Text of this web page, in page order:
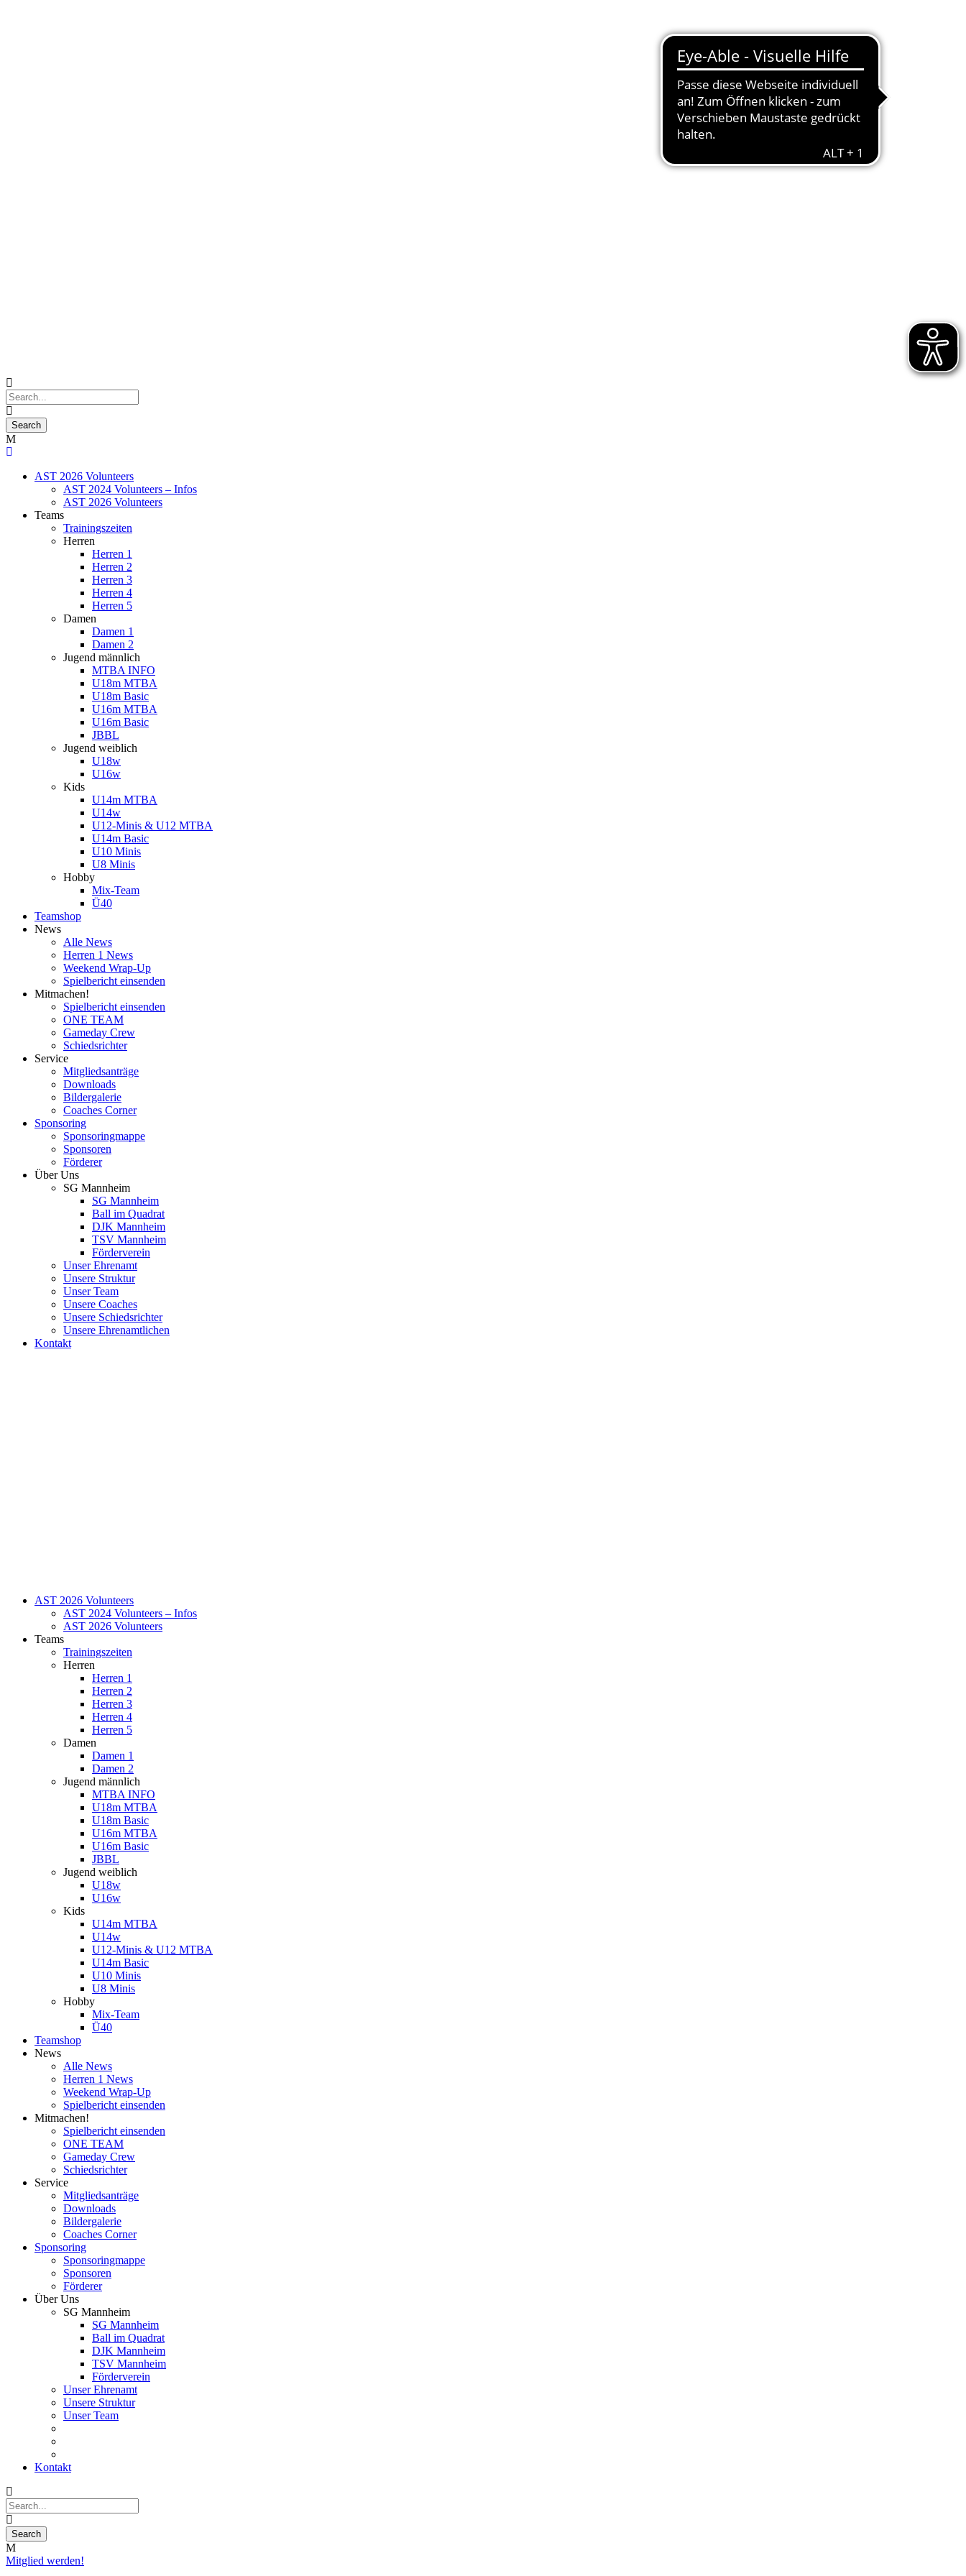
AST 2026 Volunteers
AST 2024 Volunteers – Infos
AST 2026 Volunteers
Teams
Trainingszeiten
Herren
Herren 1
Herren 2
Herren 3
Herren 4
Herren 5
Damen
Damen 1
Damen 2
Jugend männlich
MTBA INFO
U18m MTBA
U18m Basic
U16m MTBA
U16m Basic
JBBL
Jugend weiblich
U18w
U16w
Kids
U14m MTBA
U14w
U12-Minis & U12 MTBA
U14m Basic
U10 Minis
U8 Minis
Hobby
Mix-Team
Ü40
Teamshop
News
Alle News
Herren 1 News
Weekend Wrap-Up
Spielbericht einsenden
Mitmachen!
Spielbericht einsenden
ONE TEAM
Gameday Crew
Schiedsrichter
Service
Mitgliedsanträge
Downloads
Bildergalerie
Coaches Corner
Sponsoring
Sponsoringmappe
Sponsoren
Förderer
Über Uns
SG Mannheim
SG Mannheim
Ball im Quadrat
DJK Mannheim
TSV Mannheim
Förderverein
Unser Ehrenamt
Unsere Struktur
Unser Team
Unsere Coaches
Unsere Schiedsrichter
Unsere Ehrenamtlichen
Kontakt
AST 2026 Volunteers
AST 2024 Volunteers – Infos
AST 2026 Volunteers
Teams
Trainingszeiten
Herren
Herren 1
Herren 2
Herren 3
Herren 4
Herren 5
Damen
Damen 1
Damen 2
Jugend männlich
MTBA INFO
U18m MTBA
U18m Basic
U16m MTBA
U16m Basic
JBBL
Jugend weiblich
U18w
U16w
Kids
U14m MTBA
U14w
U12-Minis & U12 MTBA
U14m Basic
U10 Minis
U8 Minis
Hobby
Mix-Team
Ü40
Teamshop
News
Alle News
Herren 1 News
Weekend Wrap-Up
Spielbericht einsenden
Mitmachen!
Spielbericht einsenden
ONE TEAM
Gameday Crew
Schiedsrichter
Service
Mitgliedsanträge
Downloads
Bildergalerie
Coaches Corner
Sponsoring
Sponsoringmappe
Sponsoren
Förderer
Über Uns
SG Mannheim
SG Mannheim
Ball im Quadrat
DJK Mannheim
TSV Mannheim
Förderverein
Unser Ehrenamt
Unsere Struktur
Unser Team
Kontakt
Mitglied werden!